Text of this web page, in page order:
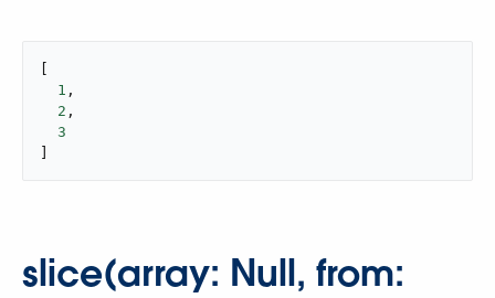
1 ,
2 ,
3
slice(array: Null, from: